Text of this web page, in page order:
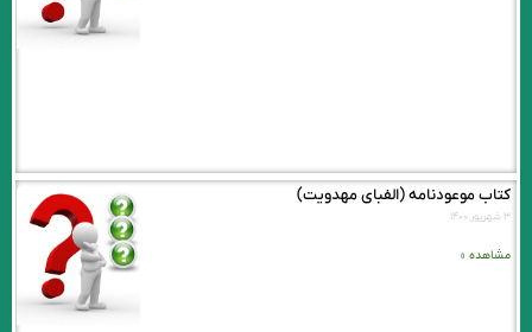
کتاب موعودنامه (الفبای مهدویت)
۳ شهریور ۱۴۰۰
مشاهده »